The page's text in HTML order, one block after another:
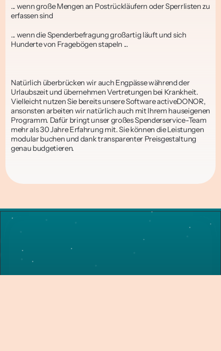
... wenn große Mengen an Postrückläufern oder Sperrlisten zu
erfassen sind
... wenn die Spenderbefragung großartig läuft und sich
Hunderte von Fragebögen stapeln ...
Natürlich überbrücken wir auch Engpässe während der
Urlaubszeit und übernehmen Vertretungen bei Krankheit.
Vielleicht nutzen Sie bereits unsere Software activeDONOR,
ansonsten arbeiten wir natürlich auch mit Ihrem hauseigenen
Programm. Dafür bringt unser großes Spenderservice-Team
mehr als 30 Jahre Erfahrung mit. Sie können die Leistungen
modular buchen und dank transparenter Preisgestaltung
genau budgetieren.